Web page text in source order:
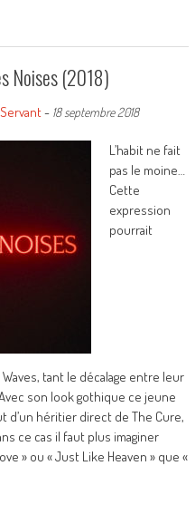
Noises (2018)
- 18 septembre 2018
L’habit ne fait
pas le moine…
Cette
expression
pourrait
tant le décalage entre leur
son look gothique ce jeune
d’un héritier direct de The Cure,
ce cas il faut plus imaginer
» ou « Just Like Heaven » que «